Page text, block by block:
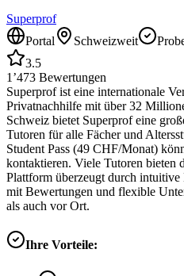
Superprof
Portal
Schweizweit
3.5
1’473 Bewertungen
Superprof ist eine internationale
Privatnachhilfe mit über 32
Schweiz bietet Superprof eine
Tutoren für alle Fächer und
Student Pass (49 CHF/Monat)
kontaktieren. Viele Tutoren bieten
Plattform überzeugt durch
mit Bewertungen und flexible
als auch vor Ort.
Ihre Vorteile: